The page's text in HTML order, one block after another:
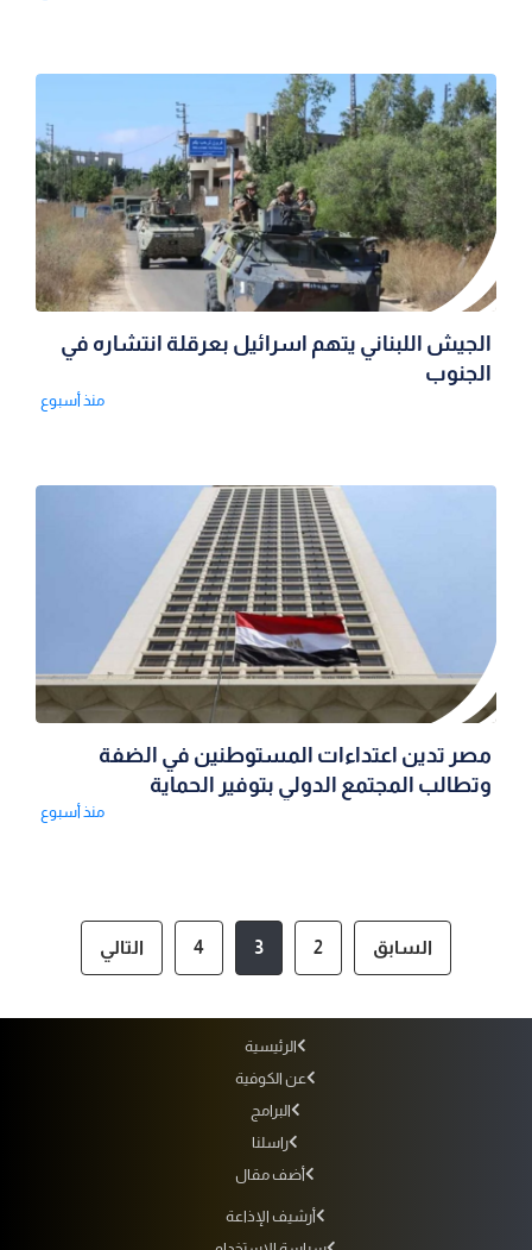
الجيش اللبناني يتهم اسرائيل بعرقلة انتشاره في
الجنوب
منذ أسبوع
مصر تدين اعتداءات المستوطنين في الضفة
وتطالب المجتمع الدولي بتوفير الحماية
منذ أسبوع
السابق 2
3
4 التالي
الرئيسية
عن الكوفية
البرامج
راسلنا
أضف مقال
أرشيف الإذاعة